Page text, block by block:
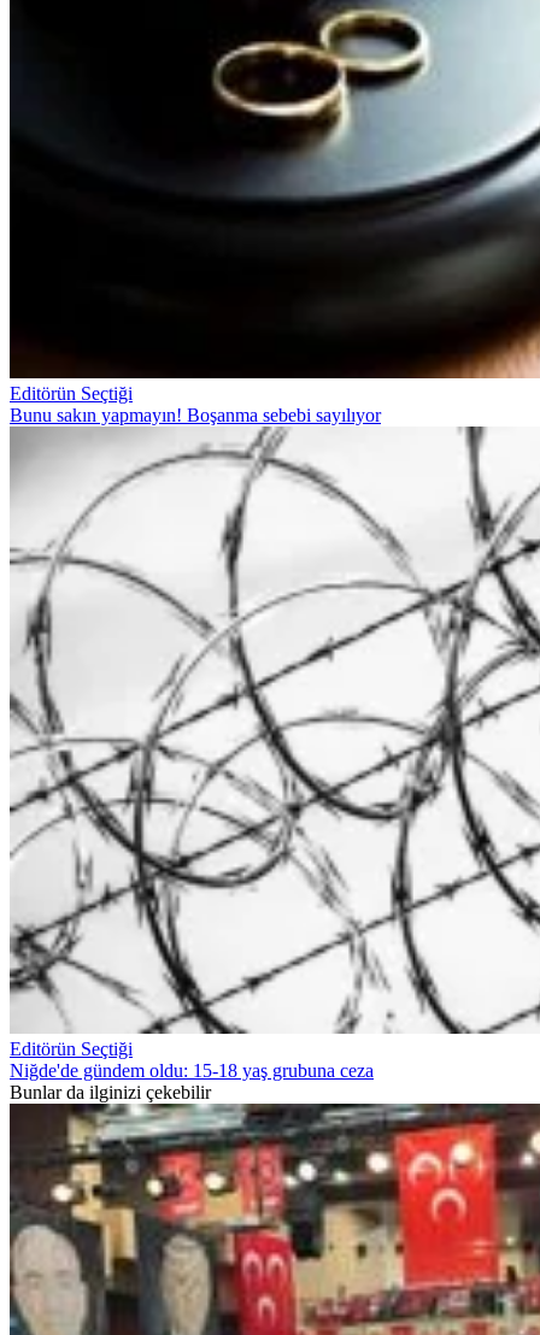
Editörün Seçtiği
Bunu sakın yapmayın! Boşanma sebebi sayılıyor
Editörün Seçtiği
Niğde'de gündem oldu: 15-18 yaş grubuna ceza
Bunlar da ilginizi çekebilir